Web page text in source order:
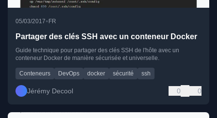
05/03/2017•FR
Partager des clés SSH avec un conteneur Docker
Guide technique pour partager des clés SSH de l'hôte avec un
conteneur Docker de manière sécurisée et universelle.
Conteneurs DevOps docker sécurité ssh
Jérémy Decool 0 0